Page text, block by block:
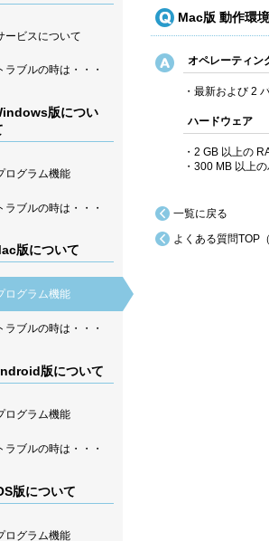
Mac版 動作環境
オペレーティン
・最新および 2
ハードウェア
・2 GB 以上の
・300 MB 以上
一覧に戻る
よくある質問TOP
ービスについて
ラブルの時は・・・
版につい
ログラム機能
ラブルの時は・・・
版について
ログラム機能
ラブルの時は・・・
版について
ログラム機能
ラブルの時は・・・
版について
ログラム機能